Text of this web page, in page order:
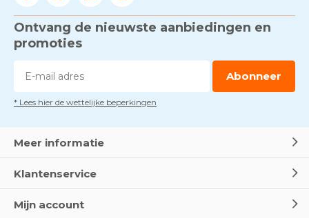
Ontvang de nieuwste aanbiedingen en
promoties
Abonneer
* Lees hier de wettelijke beperkingen
Meer informatie
Klantenservice
Mijn account